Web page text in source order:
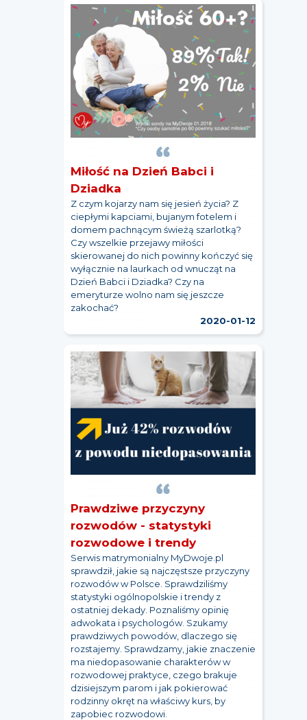
Miłość na Dzień Babci i
Dziadka
Z czym kojarzy nam się jesień życia? Z
ciepłymi kapciami, bujanym fotelem i
domem pachnącym świeżą szarlotką?
Czy wszelkie przejawy miłości
skierowanej do nich powinny kończyć się
wyłącznie na laurkach od wnucząt na
Dzień Babci i Dziadka? Czy na
emeryturze wolno nam się jeszcze
zakochać?
2020-01-12
Prawdziwe przyczyny
rozwodów - statystyki
rozwodowe i trendy
Serwis matrymonialny MyDwoje.pl
sprawdził, jakie są najczęstsze przyczyny
rozwodów w Polsce. Sprawdziliśmy
statystyki ogólnopolskie i trendy z
ostatniej dekady. Poznaliśmy opinię
adwokata i psychologów. Szukamy
prawdziwych powodów, dlaczego się
rozstajemy. Sprawdzamy, jakie znaczenie
ma niedopasowanie charakterów w
rozwodowej praktyce, czego brakuje
dzisiejszym parom i jak pokierować
rodzinny okręt na właściwy kurs, by
zapobiec rozwodowi.